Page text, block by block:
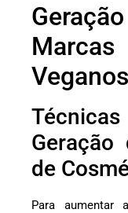
Veganos
de
Para aumentar